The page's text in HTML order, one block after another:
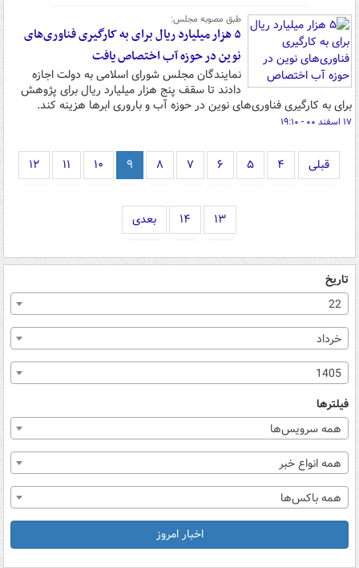
طبق مصوبه مجلس:
۵ هزار میلیارد ریال برای به کارگیری فناوری‌های
نوین در حوزه آب اختصاص یافت
نمایندگان مجلس شورای اسلامی به دولت اجازه
دادند تا سقف پنج هزار میلیارد ریال برای پژوهش
برای به کارگیری فناوری‌های نوین در حوزه آب و باروری ابرها هزینه کند.
۱۷ اسفند ۰۰ - ۱۹:۱۰
قبلی ۴ ۵ ۶ ۷ ۸ ۹ ۱۰ ۱۱ ۱۲
۱۳ ۱۴ بعدی
تاریخ
22
خرداد
1405
فیلترها
همه سرویس‌ها
همه انواع خبر
همه باکس‌ها
اخبار امروز